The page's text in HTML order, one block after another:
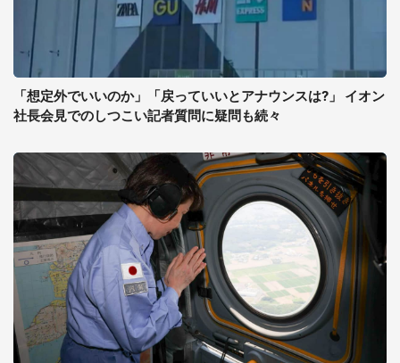
「想定外でいいのか」「戻っていいとアナウンスは?」 イオン
社長会見でのしつこい記者質問に疑問も続々